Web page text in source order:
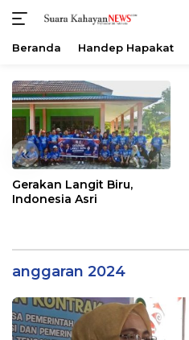
konten
Beranda Handep Hapakat
«
Gerakan Langit Biru,
Indonesia Asri
anggaran 2024